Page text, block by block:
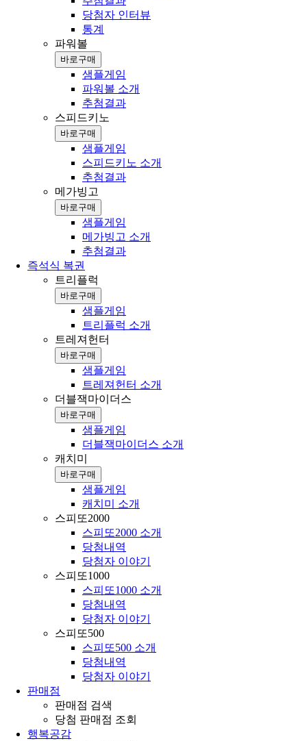
당첨자 인터뷰
통계
파워볼
바로구매
샘플게임
파워볼 소개
추첨결과
스피드키노
바로구매
샘플게임
스피드키노 소개
추첨결과
메가빙고
바로구매
샘플게임
메가빙고 소개
추첨결과
즉석식 복권
트리플럭
바로구매
샘플게임
트리플럭 소개
트레져헌터
바로구매
샘플게임
트레져헌터 소개
더블잭마이더스
바로구매
샘플게임
더블잭마이더스 소개
캐치미
바로구매
샘플게임
캐치미 소개
스피또2000
스피또2000 소개
당첨내역
당첨자 이야기
스피또1000
스피또1000 소개
당첨내역
당첨자 이야기
스피또500
스피또500 소개
당첨내역
당첨자 이야기
판매점
판매점 검색
당첨 판매점 조회
행복공감